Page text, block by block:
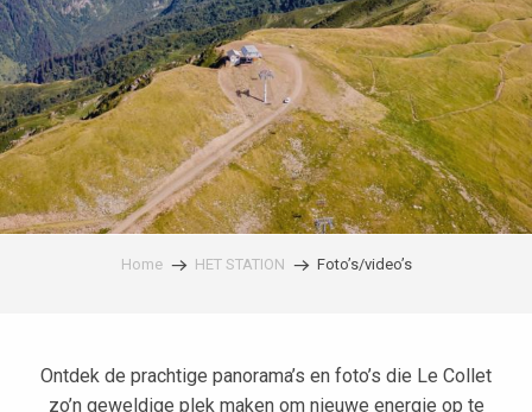
Home HET STATION Foto’s/video’s
Ontdek de prachtige panorama’s en foto’s die Le Collet
zo’n geweldige plek maken om nieuwe energie op te